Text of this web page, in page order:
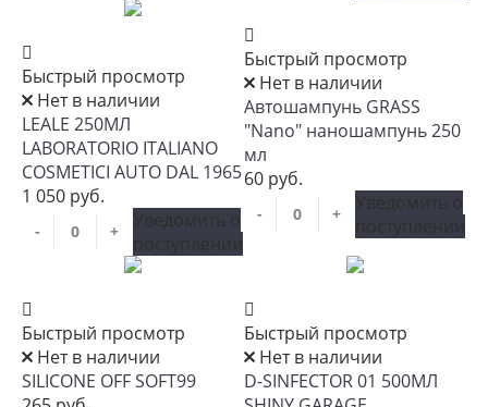
Быстрый просмотр
Нет в наличии
LEALE 250МЛ
LABORATORIO ITALIANO
COSMETICI AUTO DAL 1965
1 050 руб.
- +
Уведомить о
поступлении
Быстрый просмотр
Нет в наличии
Автошампунь GRASS
"Nano" наношампунь 250
мл
60 руб.
- +
Уведомить о
поступлении
Быстрый просмотр
Нет в наличии
SILICONE OFF SOFT99
Быстрый просмотр
Нет в наличии
D-SINFECTOR 01 500МЛ